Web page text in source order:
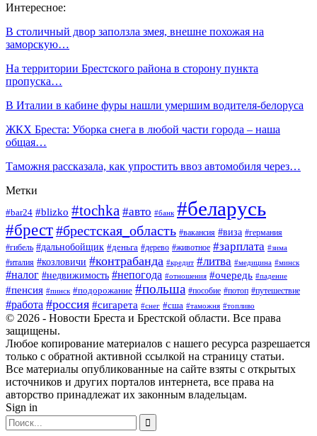
Интересное:
В столичный двор заползла змея, внешне похожая на
заморскую…
На территории Брестского района в сторону пункта
пропуска…
В Италии в кабине фуры нашли умершим водителя-белоруса
ЖКХ Бреста: Уборка снега в любой части города – наша
общая…
Таможня рассказала, как упростить ввоз автомобиля через…
Метки
#bar24 #blizko #tochka #авто #банк #беларусь
#брест#брестская_область #вакансия #виза #германия
#гибель #дальнобойщик #деньга #дерево #животное #зарплата #зима
#италия #козловичи #контрабанда #кредит #литва #медицина #минск
#налог #недвижимость #непогода #отношения #очередь #падение
#пенсия #пинск #подорожание #польша #пособие #потоп #путешествие
#работа #россия #сигарета #снег #сша #таможня #топливо
© 2026 - Новости Бреста и Брестской области. Все права
защищены.
Любое копирование материалов с нашего ресурса разрешается
только с обратной активной ссылкой на страницу статьи.
Все материалы опубликованные на сайте взяты с открытых
источников и других порталов интернета, все права на
авторство принадлежат их законным владельцам.
Sign in